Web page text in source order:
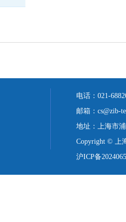
电话：021-
邮箱：cs@zib-
地址：上海市
Copyright © 上
沪ICP备